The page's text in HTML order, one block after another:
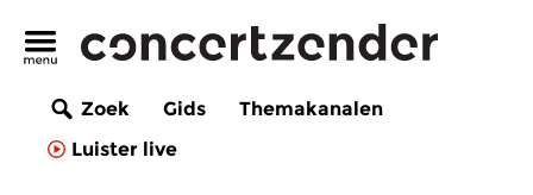
Zoek Gids
Themakanalen
Luister live